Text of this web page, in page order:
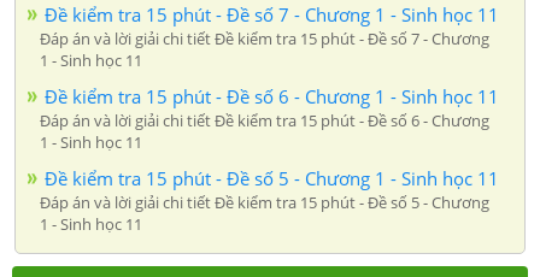
Đề kiểm tra 15 phút - Đề số 7 - Chương 1 - Sinh học 11
Đáp án và lời giải chi tiết Đề kiểm tra 15 phút - Đề số 7 - Chương
1 - Sinh học 11
Đề kiểm tra 15 phút - Đề số 6 - Chương 1 - Sinh học 11
Đáp án và lời giải chi tiết Đề kiểm tra 15 phút - Đề số 6 - Chương
1 - Sinh học 11
Đề kiểm tra 15 phút - Đề số 5 - Chương 1 - Sinh học 11
Đáp án và lời giải chi tiết Đề kiểm tra 15 phút - Đề số 5 - Chương
1 - Sinh học 11